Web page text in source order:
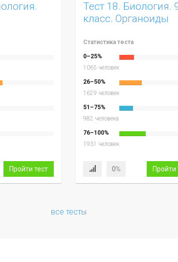
Пройти тест
Тест 18. Биология.
класс. Органоиды
клетки. Вариант 2
Статистика теста
0–25%
1065 человек
26–50%
1629 человек
51–75%
982 человека
76–100%
1931 человек
0% Пройти
все тесты